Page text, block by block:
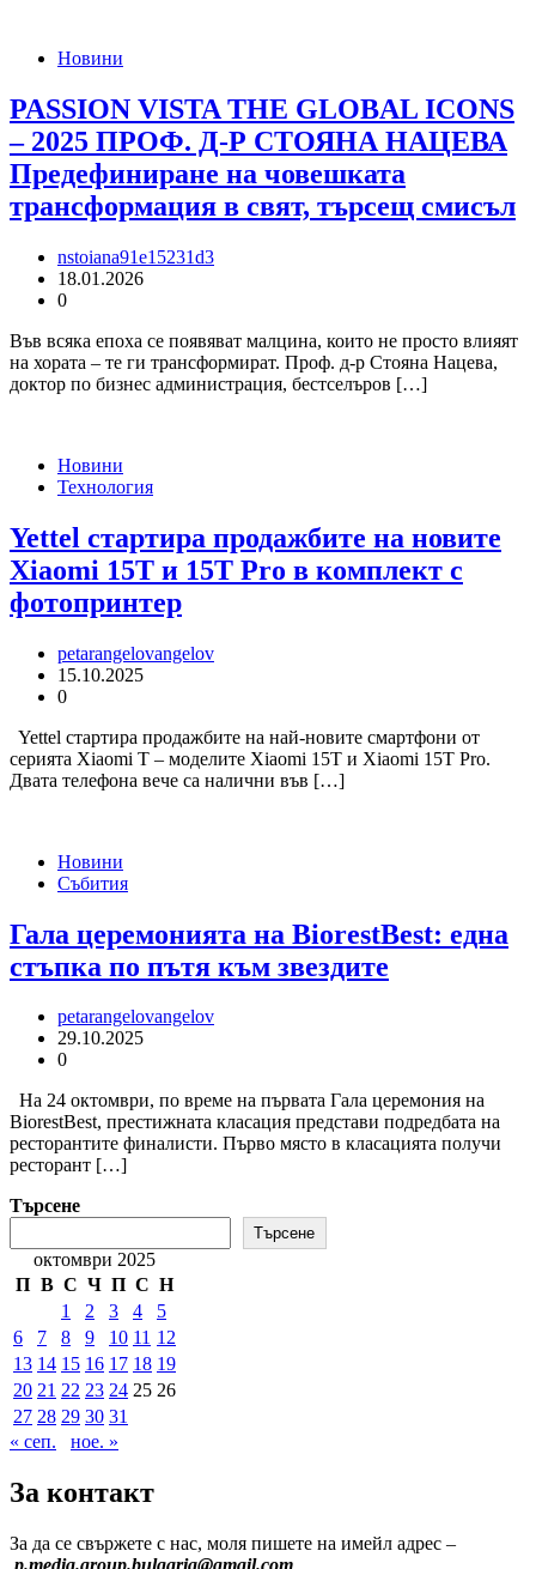
Новини
PASSION VISTA THE GLOBAL ICONS
– 2025 ПРОФ. Д-Р СТОЯНА НАЦЕВА
Предефиниране на човешката
трансформация в свят, търсещ смисъл
nstoiana91e15231d3
18.01.2026
0
Във всяка епоха се появяват малцина, които не просто влияят
на хората – те ги трансформират. Проф. д-р Стояна Нацева,
доктор по бизнес администрация, бестселъров […]
Новини
Технология
Yettel стартира продажбите на новите
Xiaomi 15T и 15T Pro в комплект с
фотопринтер
petarangelovangelov
15.10.2025
0
Yettel стартира продажбите на най-новите смартфони от
серията Xiaomi T – моделите Xiaomi 15T и Xiaomi 15T Pro.
Двата телефона вече са налични във […]
Новини
Събития
Гала церемонията на BiorestBest: една
стъпка по пътя към звездите
petarangelovangelov
29.10.2025
0
На 24 октомври, по време на първата Гала церемония на
BiorestBest, престижната класация представи подредбата на
ресторантите финалисти. Първо място в класацията получи
ресторант […]
Търсене
Търсене
октомври 2025
П В С Ч П С Н
1
2 3 4
5
6
7 8 9 10 11 12
13 14 15 16 17 18 19
20 21 22 23 24 25 26
27 28 29 30 31
« сеп.
ное. »
За контакт
За да се свържете с нас, моля пишете на имейл адрес –